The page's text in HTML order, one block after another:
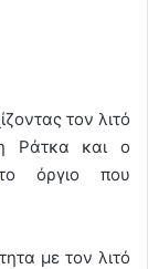
τον λιτό
Ράτκα και ο
όργιο που
με τον λιτό